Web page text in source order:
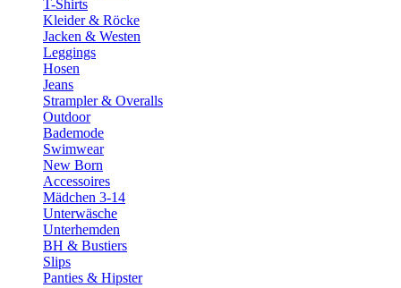
T-Shirts
Kleider & Röcke
Jacken & Westen
Leggings
Hosen
Jeans
Strampler & Overalls
Outdoor
Bademode
Swimwear
New Born
Accessoires
Mädchen 3-14
Unterwäsche
Unterhemden
BH & Bustiers
Slips
Panties & Hipster